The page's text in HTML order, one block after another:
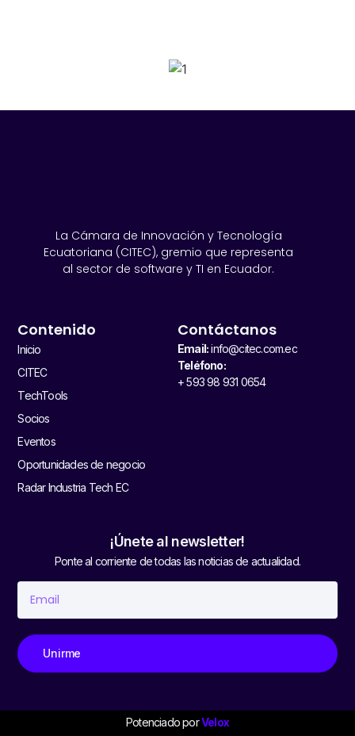
La Cámara de Innovación y Tecnología
Ecuatoriana (CITEC), gremio que representa
al sector de software y TI en Ecuador.
Contenido
Inicio
CITEC
TechTools
Socios
Eventos
Oportunidades de negocio
Radar Industria Tech EC
Contáctanos
Email:info@citec.com.ec
Teléfono:
+ 593 98 931 0654
¡Únete al newsletter!
Ponte al corriente de todas las noticias de actualidad.
Unirme
Potenciado porVelox